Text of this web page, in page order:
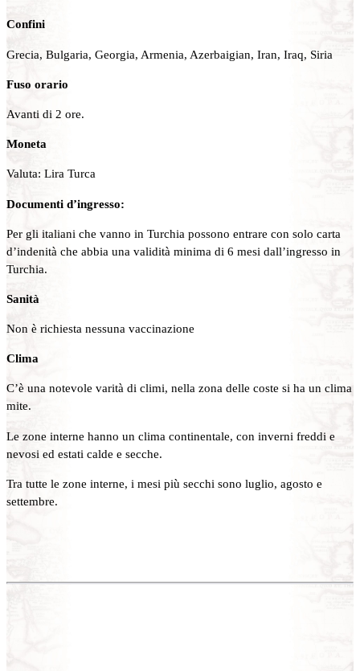
Confini
Grecia, Bulgaria, Georgia, Armenia, Azerbaigian, Iran, Iraq, Siria
Fuso orario
Avanti di 2 ore.
Moneta
Valuta: Lira Turca
Documenti d’ingresso:
Per gli italiani che vanno in Turchia possono entrare con solo carta
d’indenità che abbia una validità minima di 6 mesi dall’ingresso in
Turchia.
Sanità
Non è richiesta nessuna vaccinazione
Clima
C’è una notevole varità di climi, nella zona delle coste si ha un clima
mite.
Le zone interne hanno un clima continentale, con inverni freddi e
nevosi ed estati calde e secche.
Tra tutte le zone interne, i mesi più secchi sono luglio, agosto e
settembre.